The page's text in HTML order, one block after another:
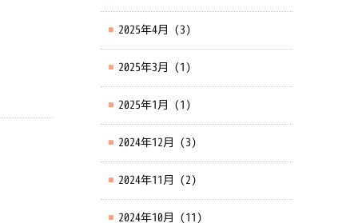
2025年4月 (3)
2025年3月 (1)
2025年1月 (1)
2024年12月 (3)
2024年11月 (2)
2024年10月 (11)